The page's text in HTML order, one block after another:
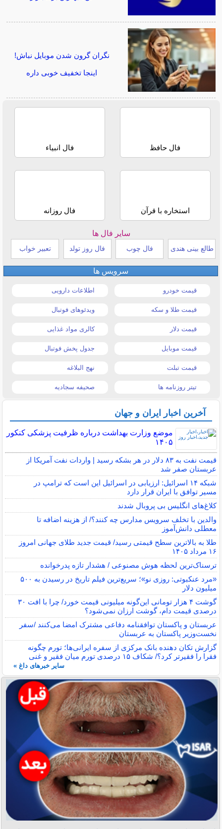
نگران گرون شدن موبایل نباش!
اینجا تخفیف خوبی داره
فال حافظ فال انبیاء
استخاره با قرآن فال روزانه
سایر فال ها
طالع بینی هندی فال چوب فال روز تولد تعبیر خواب
سرویس ها
قیمت خودرو اطلاعات دارویی
قیمت طلا و سکه ویدئوهای فوتبال
قیمت دلار کالری مواد غذایی
قیمت موبایل جدول پخش فوتبال
قیمت تبلت نهج البلاغه
تیتر روزنامه ها صحیفه سجادیه
آخرین اخبار ایران و جهان
موضع وزارت بهداشت درباره ظرفیت پزشکی کنکور
۱۴۰۵
قیمت نفت به ۸۳ دلار در هر بشکه رسید | واردات نفت آمریکا از
عربستان صفر شد
شبکه ۱۴ اسرائیل: ارزیابی در اسرائیل این است که ترامپ در
مسیر توافق با ایران قرار دارد
کلاغ‌های انگلیس بی پروبال شدند
والدین با تخلف سرویس مدارس چه کنند؟/ از هزینه اضافه تا
معطلی دانش‌آموز
طلا به بالاترین سطح قیمتی رسید/ قیمت جدید طلای جهانی امروز
۱۶ مرداد ۱۴۰۵
ترسناک‌ترین لحظه هوش مصنوعی / هشدار تازه پدرخوانده
«مرد عنکبوتی: روزی نو»؛ سریع‌ترین فیلم تاریخ در رسیدن به ۵۰۰
میلیون دلار
گوشت ۴ هزار تومانی این‌گونه میلیونی قیمت خورد/ چرا با افت ۳۰
درصدی قیمت دام، گوشت ارزان نمی‌شود؟
عربستان و پاکستان توافقنامه دفاعی مشترک امضا می‌کنند /سفر
نخست‌وزیر پاکستان به عربستان
گزارش تکان‌ دهنده بانک مرکزی از سفره ایرانی‌ها؛ تورم چگونه
فقرا را فقیرتر کرد؟/ شکاف ۱۵ درصدی تورم میان فقیر و غنی
سایر خبرهای داغ »